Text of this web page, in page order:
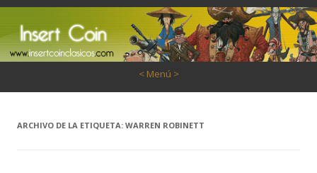
< Menú >
ARCHIVO DE LA ETIQUETA: WARREN ROBINETT